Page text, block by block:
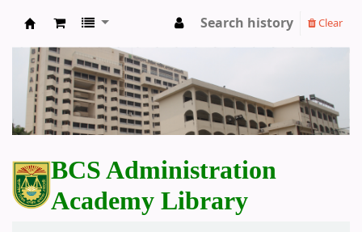
BCS Administration Academy Library
Search history Clear
BCS Administration
Academy Library